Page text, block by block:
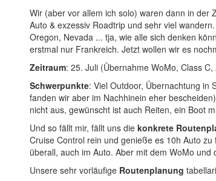
Wir (aber vor allem ich solo) waren dann in der
Auto & exzessiv Roadtrip und sehr viel
Oregon, Nevada ... tja, wie alle sich denken
erstmal nur Frankreich. Jetzt wollen wir es
Zeitraum: 25. Juli (Übernahme WoMo, Class
Schwerpunkte: Viel Outdoor, Übernachtung in
fanden wir aber im Nachhinein eher
nicht aus, gewünscht ist auch Reiten, ein Boot
Und so fällt mir, fällt uns die konkrete
Cruise Control rein und genieße es 10h Auto
überall, auch im Auto. Aber mit dem WoMo und
Unsere sehr vorläufige Routenplanung